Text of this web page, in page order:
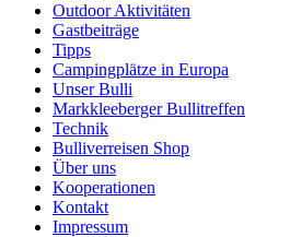
den
kleinen
Regenschirm
als
Schattenspender
dabei
haben
Alfred
den
kleinen
Regenschirm
als
Schattenspender
dabei
Outdoor Aktivitäten
Gastbeiträge
Tipps
Campingplätze in Europa
Unser Bulli
Markkleeberger Bullitreffen
Technik
Bulliverreisen Shop
Über uns
Kooperationen
Kontakt
Impressum